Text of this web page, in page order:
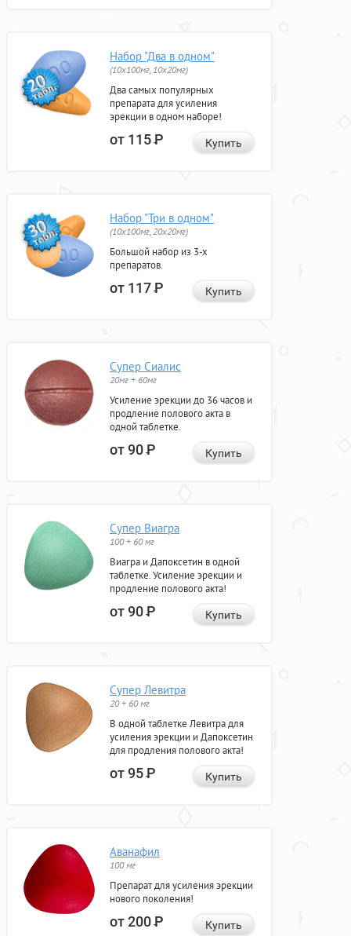
Набор "Два в одном"
(10x100мг, 10x20мг)
Два самых популярных
препарата для усиления
эрекции в одном наборе!
от 115Р Купить
Набор "Три в одном"
(10x100мг, 20x20мг)
Большой набор из 3-х
препаратов.
от 117Р Купить
Супер Сиалис
20мг + 60мг
Усиление эрекции до 36 часов и
продление полового акта в
одной таблетке.
от 90Р Купить
Супер Виагра
100 + 60 мг
Виагра и Дапоксетин в одной
таблетке. Усиление эрекции и
продление полового акта!
от 90Р Купить
Супер Левитра
20 + 60 мг
В одной таблетке Левитра для
усиления эрекции и Дапоксетин
для продления полового акта!
от 95Р Купить
Аванафил
100 мг
Препарат для усиления эрекции
нового поколения!
от 200Р Купить